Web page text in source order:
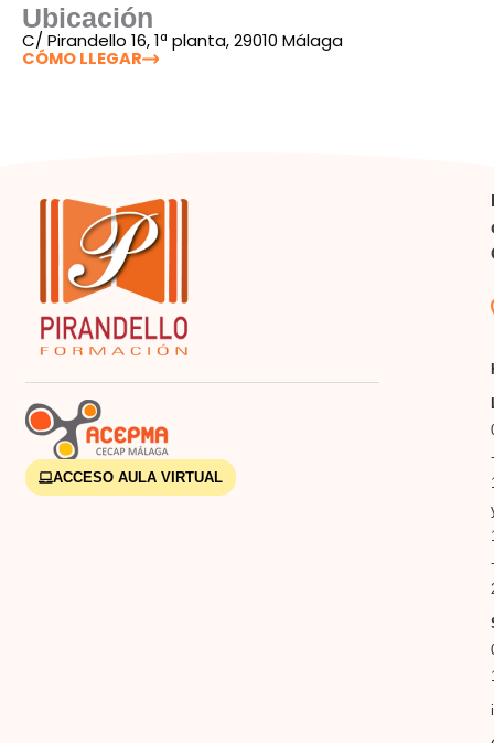
Ubicación
C/ Pirandello 16, 1ª planta, 29010 Málaga
CÓMO LLEGAR
ACCESO AULA VIRTUAL
-
-